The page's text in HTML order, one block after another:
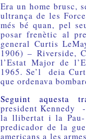
Era un home brusc,
ultrança de les
més bé quan, pel
posar frenètic al
general Curtis
1906) – Riverside,
l’Estat Major de
1965. Se’l deia
que ordenava
Seguint aquesta
president Kennedy
la llibertat i la Pau-
predicador de la
americans a les